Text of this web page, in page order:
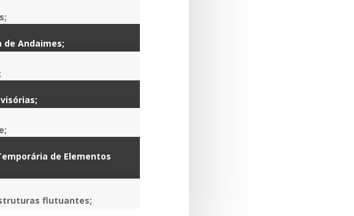
;
de Andaimes;
;
;
;
de Elementos
flutuantes;